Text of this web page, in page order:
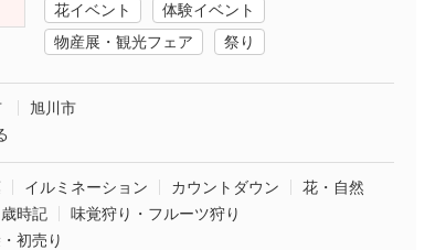
花イベント
体験イベント
物産展・観光フェア
祭り
旭川市
イルミネーション カウントダウン
花・自然
時記
味覚狩り・フルーツ狩り
初売り